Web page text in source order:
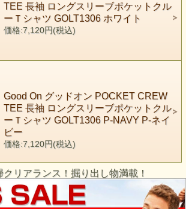
TEE 長袖 ロングスリーブポケットクル
ーＴシャツ GOLT1306 ホワイト
価格:7,120円(税込)
Good On グッドオン POCKET CREW
TEE 長袖 ロングスリーブポケットクル
ーＴシャツ GOLT1306 P-NAVY P-ネイ
ビー
価格:7,120円(税込)
リアランス！掘り出し物満載！